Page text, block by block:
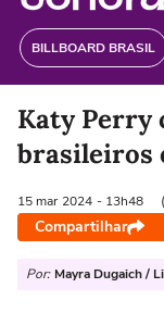
BILLBOARD BRASIL
Katy Perry
brasileiros
15 mar 2024 - 13h48
Compartilhar
Por: Mayra Dugaich /